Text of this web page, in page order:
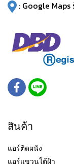
: Google Maps
สินค้า
แอร์ติดผนัง
แอร์แขวนใต้ฝ้า